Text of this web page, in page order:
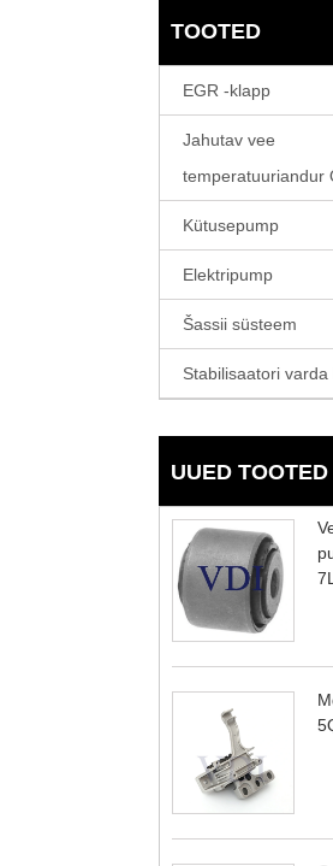
TOOTED
EGR -klapp
Jahutav vee
temperatuuriandur
Kütusepump
Elektripump
Šassii süsteem
Stabilisaatori varda
UUED TOOTED